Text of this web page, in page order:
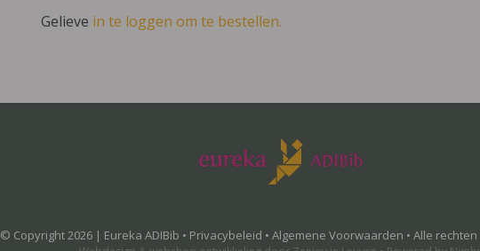
Gelieve in te loggen om te bestellen.
© Copyright 2026 | Eureka ADIBib • Privacybeleid • Algemene Voorwaarden • Alle